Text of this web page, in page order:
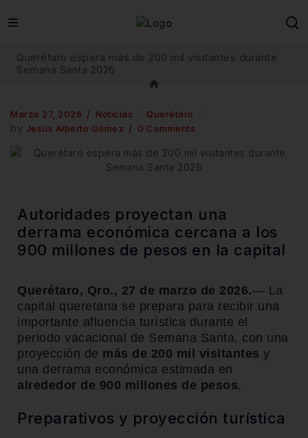
Querétaro espera más de 200 mil visitantes durante
Semana Santa 2026
Marzo 27, 2026 Noticias Querétaro
by Jesús Alberto Gómez 0 Comments
Autoridades proyectan una
derrama económica cercana a los
900 millones de pesos en la capital
Querétaro, Qro., 27 de marzo de 2026.— La
capital queretana se prepara para recibir una
importante afluencia turística durante el
periodo vacacional de Semana Santa, con una
proyección de más de 200 mil visitantes y
una derrama económica estimada en
alrededor de 900 millones de pesos.
Preparativos y proyección turística